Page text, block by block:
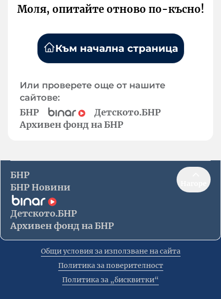
Моля, опитайте отново по-късно!
Към начална страница
Или проверете още от нашите
сайтове:
БНР
Детското.БНР
Архивен фонд на БНР
БНР
БНР Новини
Детското.БНР
Архивен фонд на БНР
Общи условия за използване на сайта
Политика за поверителност
Политика за „бисквитки“